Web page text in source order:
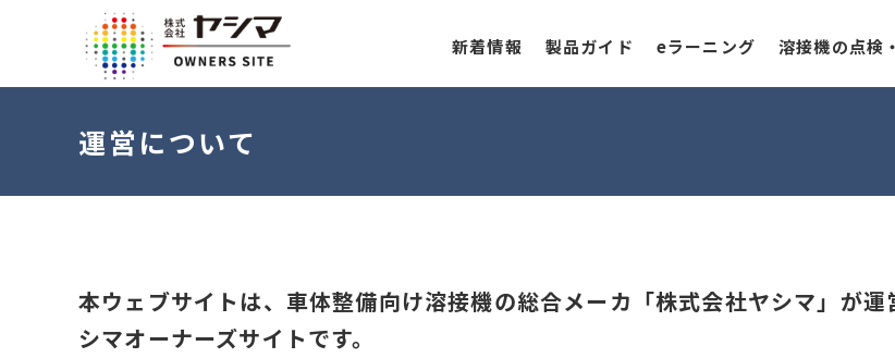
新着情報 製品ガイド eラーニング 溶接機の点検
運営について
本ウェブサイトは、車体整備向け溶接機の総合メーカ「株式会社ヤシマ」が
シマオーナーズサイトです。